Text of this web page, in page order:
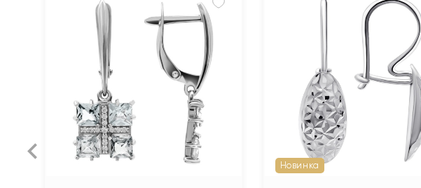
Новинка